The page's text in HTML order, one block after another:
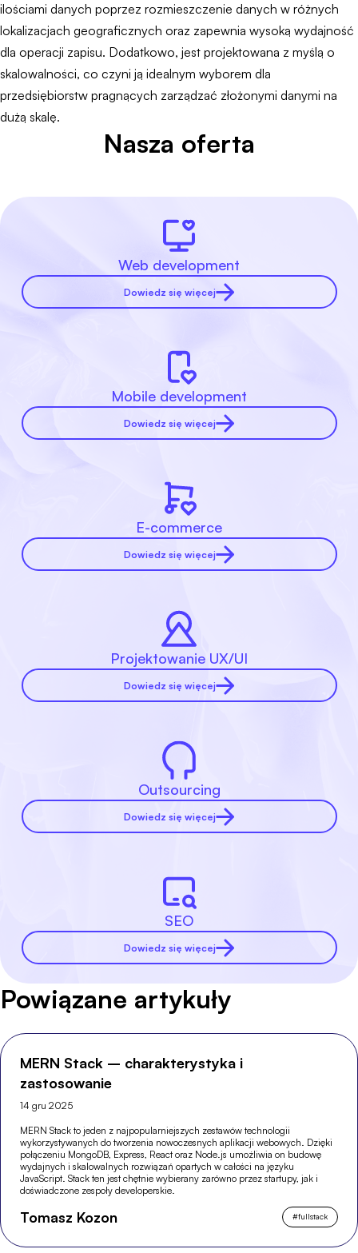
ilościami danych poprzez rozmieszczenie danych w różnych
lokalizacjach geograficznych oraz zapewnia wysoką wydajność
dla operacji zapisu. Dodatkowo, jest projektowana z myślą o
skalowalności, co czyni ją idealnym wyborem dla
przedsiębiorstw pragnących zarządzać złożonymi danymi na
dużą skalę.
Nasza oferta
Web development
Dowiedz się więcej
Mobile development
Dowiedz się więcej
E-commerce
Dowiedz się więcej
Projektowanie UX/UI
Dowiedz się więcej
Outsourcing
Dowiedz się więcej
SEO
Dowiedz się więcej
Powiązane artykuły
MERN Stack – charakterystyka i
zastosowanie
14 gru 2025
MERN Stack to jeden z najpopularniejszych zestawów technologii
wykorzystywanych do tworzenia nowoczesnych aplikacji webowych. Dzięki
połączeniu MongoDB, Express, React oraz Node.js umożliwia on budowę
wydajnych i skalowalnych rozwiązań opartych w całości na języku
JavaScript. Stack ten jest chętnie wybierany zarówno przez startupy, jak i
doświadczone zespoły developerskie.
Tomasz Kozon #fullstack